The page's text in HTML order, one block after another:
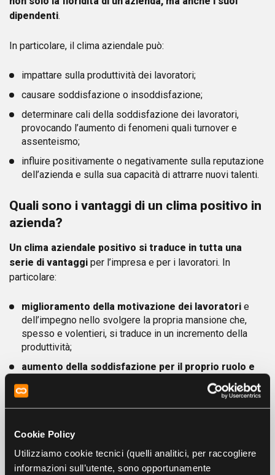
Cookie Policy
Utilizziamo cookie tecnici (quelli analitici, per raccogliere
informazioni sull’utente, sono opportunamente
dipendenti.
In particolare, il clima aziendale può:
impattare sulla produttività dei lavoratori;
causare soddisfazione o insoddisfazione;
determinare cali della soddisfazione dei lavoratori,
provocando l’aumento di fenomeni quali turnover e
assenteismo;
influire positivamente o negativamente sulla reputazione
dell’azienda e sulla sua capacità di attrarre nuovi talenti.
Quali sono i vantaggi di un clima positivo in
azienda?
Un clima aziendale positivo si traduce in tutta una
serie di vantaggi per l’impresa e per i lavoratori. In
particolare:
miglioramento della motivazione dei lavoratori e
dell’impegno nello svolgere la propria mansione che,
spesso e volentieri, si traduce in un incremento della
produttività;
aumento della soddisfazione per il proprio ruolo e
, che determina un aumento
della fiducia nei confronti dell’impresa e della capacità
delle persone di identificarsi in essa e nei suoi valori;
Dei lavoratori soddisfatti si recano più volentieri sul
posto di lavoro e provano meno di frequente il desiderio
di cambiare;